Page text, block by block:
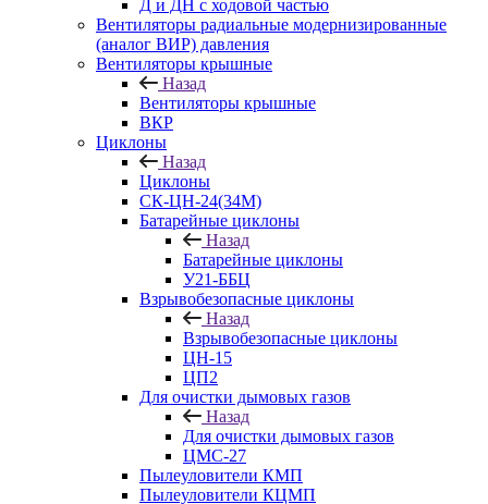
Д и ДН с ходовой частью
Вентиляторы радиальные модернизированные
(аналог ВИР) давления
Вентиляторы крышные
Назад
Вентиляторы крышные
ВКР
Циклоны
Назад
Циклоны
СК-ЦН-24(34М)
Батарейные циклоны
Назад
Батарейные циклоны
У21-ББЦ
Взрывобезопасные циклоны
Назад
Взрывобезопасные циклоны
ЦН-15
ЦП2
Для очистки дымовых газов
Назад
Для очистки дымовых газов
ЦМС-27
Пылеуловители КМП
Пылеуловители КЦМП